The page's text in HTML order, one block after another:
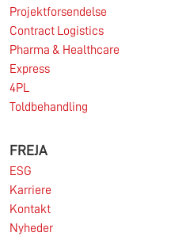
Projektforsendelse
Contract Logistics
Pharma & Healthcare
Express
4PL
Toldbehandling
FREJA
ESG
Karriere
Kontakt
Nyheder